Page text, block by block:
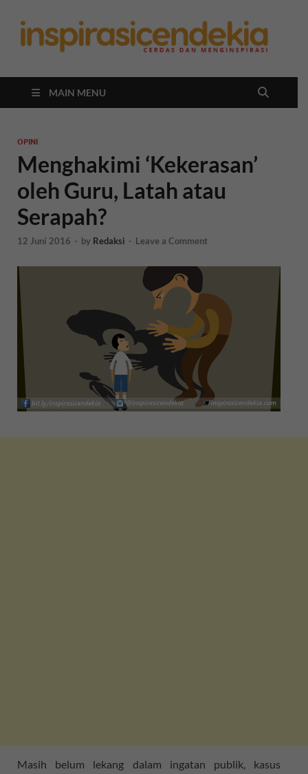
MAIN MENU
OPINI
Menghakimi ‘Kekerasan’
oleh Guru, Latah atau
Serapah?
12 Juni 2016 - by Redaksi - Leave a Comment
Masih belum lekang dalam ingatan publik, kasus